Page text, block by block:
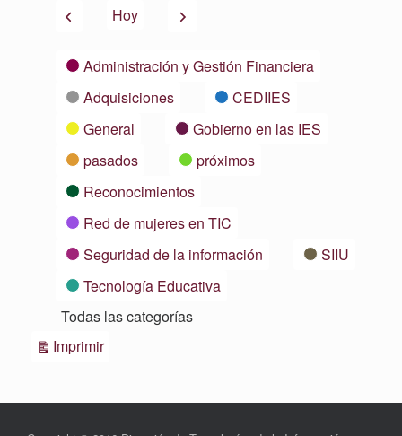
AnteriorHoy Siguiente
CategoríasAdministración y Gestión Financiera
Adquisiciones
CEDIIES
General
Gobierno en las IES
pasados
próximos
Reconocimientos
Red de mujeres en TIC
Seguridad de la información
SIIU
Tecnología Educativa
Todas las categorías
ImprimirVistas